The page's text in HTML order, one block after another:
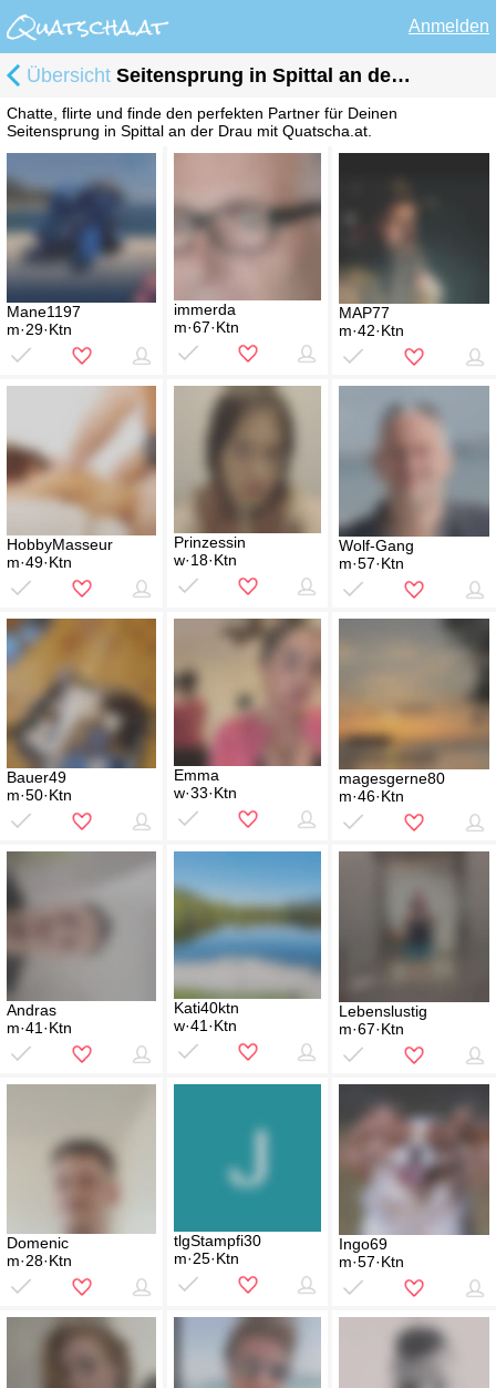
Anmelden
Übersicht Seitensprung in Spittal an der Drau
Chatte, flirte und finde den perfekten Partner für Deinen
Seitensprung in Spittal an der Drau mit Quatscha.at.
Mane1197
m·29·Ktn
immerda
m·67·Ktn
MAP77
m·42·Ktn
HobbyMasseur
m·49·Ktn
Prinzessin
w·18·Ktn
Wolf-Gang
m·57·Ktn
Bauer49
m·50·Ktn
Emma
w·33·Ktn
magesgerne80
m·46·Ktn
Andras
m·41·Ktn
Kati40ktn
w·41·Ktn
Lebenslustig
m·67·Ktn
Domenic
m·28·Ktn
tlgStampfi30
m·25·Ktn
Ingo69
m·57·Ktn